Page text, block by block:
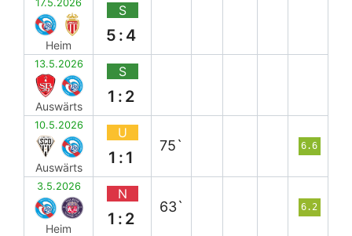
17.5.2026
Heim
S
5:4
13.5.2026
Auswärts
S
1:2
10.5.2026
Auswärts
U
1:1
75` 6.6
3.5.2026
Heim
N
1:2
63` 6.2